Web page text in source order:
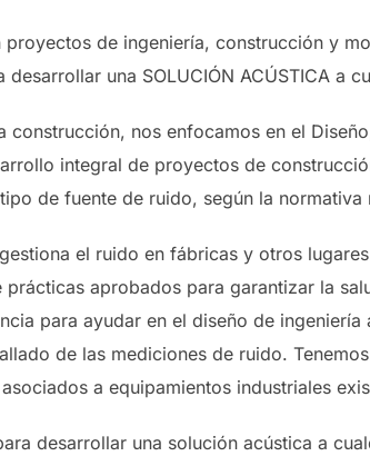
de ingeniería, construcción y
una SOLUCIÓN ACÚSTICA a
construcción, nos enfocamos en el
integral de proyectos de
de fuente de ruido, según la
gestiona el ruido en fábricas y otros
aprobados para garantizar la
para ayudar en el diseño de
de las mediciones de ruido.
a equipamientos industriales
desarrollar una solución acústica a